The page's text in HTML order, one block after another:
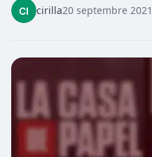
cirilla20 septembre 2021